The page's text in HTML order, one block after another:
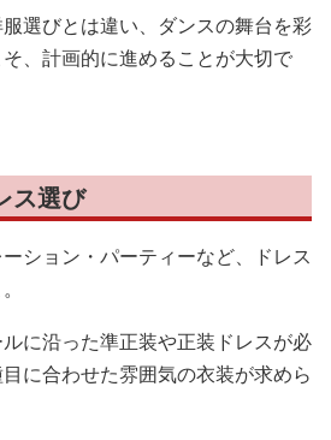
選びとは違い、ダンスの舞台を彩
、計画的に進めることが大切で
ス選び
ション・パーティーなど、ドレス
に沿った準正装や正装ドレスが必
に合わせた雰囲気の衣装が求めら